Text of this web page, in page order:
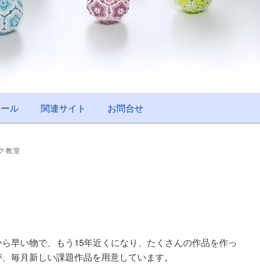
ル 関連サイト お問合せ
教室
早い物で、もう15年近くになり、たくさんの作品を作っ
毎月新しい課題作品を用意しています。